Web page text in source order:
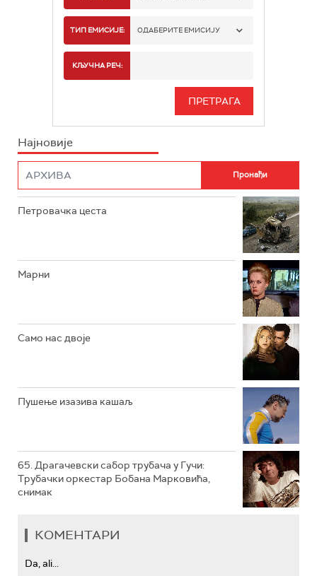
РТС 1
РТС 3
ТИП ЕМИСИЈЕ: ОДАБЕРИТЕ ЕМИСИЈУ
ИНФО
КЉУЧНА РЕЧ:
Најновије
Петровачка цеста
Марни
Само нас двоје
Пушење изазива кашаљ
65. Драгачевски сабор трубача у Гучи:
Трубачки оркестар Бобана Марковића,
снимак
КОМЕНТАРИ
Da, ali...